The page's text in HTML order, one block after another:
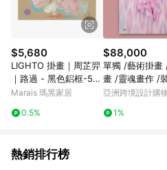
則請以點數紅包活動說明為準。 11.
頁面後才首次下載 Pinkoi APP 並完成
上，首次下載 Pinkoi APP 後，需透過
面，方享導購資格。
$5,680
LIGHTO 掛畫｜周芷羿
｜路過 - 黑色鋁框-50
x 70 cm
Marais 瑪黑家居
0.5%
$88,000
單獨 /藝術掛畫
畫 /靈魂畫作 /
畫
亞洲跨境設計購
1%
熱銷排行榜